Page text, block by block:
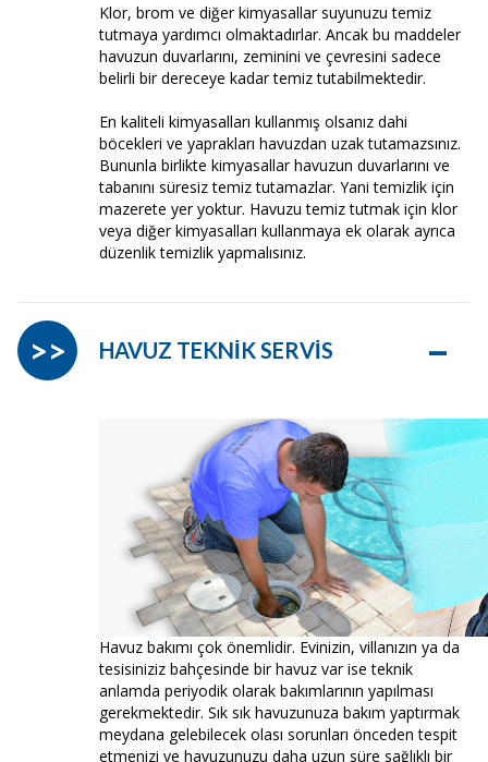
Klor, brom ve diğer kimyasallar suyunuzu temiz
tutmaya yardımcı olmaktadırlar. Ancak bu maddeler
havuzun duvarlarını, zeminini ve çevresini sadece
belirli bir dereceye kadar temiz tutabilmektedir.
En kaliteli kimyasalları kullanmış olsanız dahi
böcekleri ve yaprakları havuzdan uzak tutamazsınız.
Bununla birlikte kimyasallar havuzun duvarlarını ve
tabanını süresiz temiz tutamazlar. Yani temizlik için
mazerete yer yoktur. Havuzu temiz tutmak için klor
veya diğer kimyasalları kullanmaya ek olarak ayrıca
düzenlik temizlik yapmalısınız.
HAVUZ TEKNİK SERVİS –
>>
Havuz bakımı çok önemlidir. Evinizin, villanızın ya da
tesisiniziz bahçesinde bir havuz var ise teknik
anlamda periyodik olarak bakımlarının yapılması
gerekmektedir. Sık sık havuzunuza bakım yaptırmak
meydana gelebilecek olası sorunları önceden tespit
etmenizi ve havuzunuzu daha uzun süre sağlıklı bir